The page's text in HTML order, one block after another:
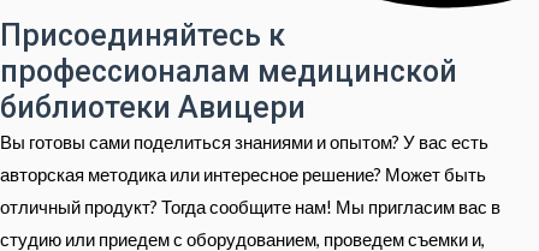
Присоединяйтесь к
профессионалам медицинской
библиотеки Авицери
Вы готовы сами поделиться знаниями и опытом? У вас есть
авторская методика или интересное решение? Может быть
отличный продукт? Тогда сообщите нам! Мы пригласим вас в
студию или приедем с оборудованием, проведем съемки и,